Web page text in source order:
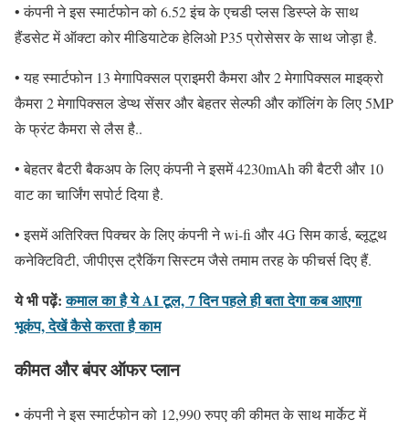
• कंपनी ने इस स्मार्टफोन को 6.52 इंच के एचडी प्लस डिस्प्ले के साथ
हैंडसेट में ऑक्टा कोर मीडियाटेक हेलिओ P35 प्रोसेसर के साथ जोड़ा है.
• यह स्मार्टफोन 13 मेगापिक्सल प्राइमरी कैमरा और 2 मेगापिक्सल माइक्रो
कैमरा 2 मेगापिक्सल डेप्थ सेंसर और बेहतर सेल्फी और कॉलिंग के लिए 5MP
के फ्रंट कैमरा से लैस है..
• बेहतर बैटरी बैकअप के लिए कंपनी ने इसमें 4230mAh की बैटरी और 10
वाट का चार्जिंग सपोर्ट दिया है.
• इसमें अतिरिक्त पिक्चर के लिए कंपनी ने wi-fi और 4G सिम कार्ड, ब्लूटूथ
कनेक्टिविटी, जीपीएस ट्रैकिंग सिस्टम जैसे तमाम तरह के फीचर्स दिए हैं.
ये भी पढ़ें:कमाल का है ये AI टूल, 7 दिन पहले ही बता देगा कब आएगा
भूकंप, देखें कैसे करता है काम
कीमत और बंपर ऑफर प्लान
• कंपनी ने इस स्मार्टफोन को 12,990 रुपए की कीमत के साथ मार्केट में